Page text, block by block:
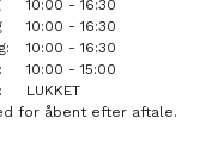
10:00 - 16:30
10:00 - 16:30
10:00 - 16:30
10:00 - 15:00
LUKKET
for åbent efter aftale.